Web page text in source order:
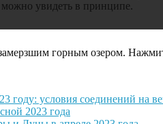
увидеть в принципе.
горным озером.
условия соединений на
2023 года